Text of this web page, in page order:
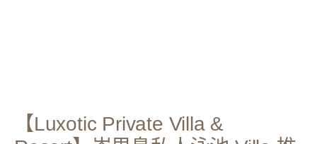
【Luxotic Private Villa &